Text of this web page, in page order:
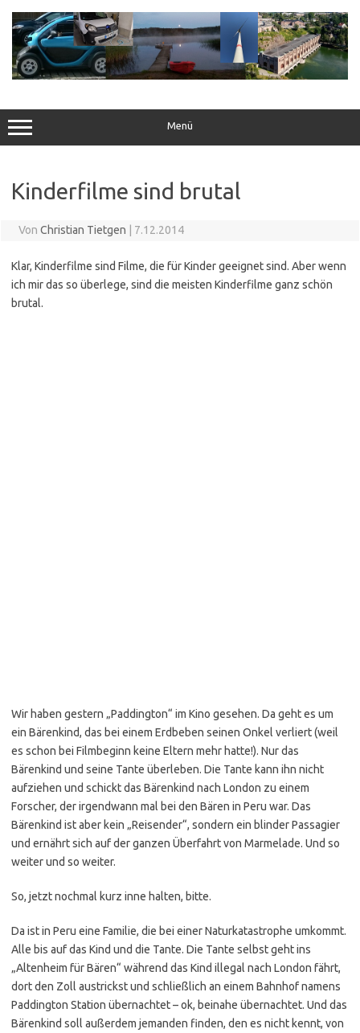
Inhalt
springen
Menü
Kinderfilme sind brutal
Von Christian Tietgen | 7.12.2014
Klar, Kinderfilme sind Filme, die für Kinder geeignet sind. Aber wenn
ich mir das so überlege, sind die meisten Kinderfilme ganz schön
brutal.
Wir haben gestern „Paddington“ im Kino gesehen. Da geht es um
ein Bärenkind, das bei einem Erdbeben seinen Onkel verliert (weil
es schon bei Filmbeginn keine Eltern mehr hatte!). Nur das
Bärenkind und seine Tante überleben. Die Tante kann ihn nicht
aufziehen und schickt das Bärenkind nach London zu einem
Forscher, der irgendwann mal bei den Bären in Peru war. Das
Bärenkind ist aber kein „Reisender“, sondern ein blinder Passagier
und ernährt sich auf der ganzen Überfahrt von Marmelade. Und so
weiter und so weiter.
So, jetzt nochmal kurz inne halten, bitte.
Da ist in Peru eine Familie, die bei einer Naturkatastrophe umkommt.
Alle bis auf das Kind und die Tante. Die Tante selbst geht ins
„Altenheim für Bären“ während das Kind illegal nach London fährt,
dort den Zoll austrickst und schließlich an einem Bahnhof namens
Paddington Station übernachtet – ok, beinahe übernachtet. Und das
Bärenkind soll außerdem jemanden finden, den es nicht kennt, von